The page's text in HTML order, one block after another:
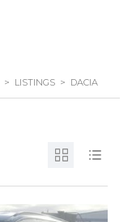
> LISTINGS > DACIA